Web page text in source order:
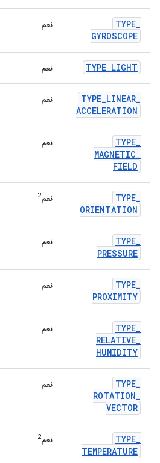
TYPE_
GYROSCOPE
نعم
TYPE_LIGHT نعم
TYPE_LINEAR_
ACCELERATION
نعم
TYPE_
MAGNETIC_
FIELD
نعم
TYPE_
ORIENTATION
نعم2
TYPE_
PRESSURE
نعم
TYPE_
PROXIMITY
نعم
TYPE_
RELATIVE_
HUMIDITY
نعم
TYPE_
ROTATION_
VECTOR
نعم
TYPE_
TEMPERATURE
نعم2